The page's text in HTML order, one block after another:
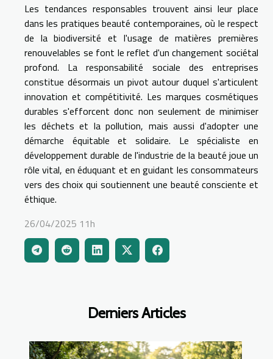
Derniers Articles
Les tendances responsables trouvent ainsi leur place
dans les pratiques beauté contemporaines, où le respect
de la biodiversité et l'usage de matières premières
renouvelables se font le reflet d'un changement sociétal
profond. La responsabilité sociale des entreprises
constitue désormais un pivot autour duquel s'articulent
innovation et compétitivité. Les marques cosmétiques
durables s'efforcent donc non seulement de minimiser
les déchets et la pollution, mais aussi d'adopter une
démarche équitable et solidaire. Le spécialiste en
développement durable de l'industrie de la beauté joue un
rôle vital, en éduquant et en guidant les consommateurs
vers des choix qui soutiennent une beauté consciente et
éthique.
26/04/2025 11h